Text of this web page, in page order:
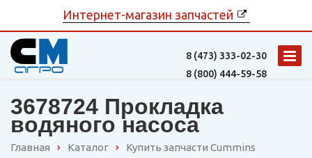
Интернет-магазин запчастей
8 (473) 333-02-30
8 (800) 444-59-58
3678724 Прокладка
водяного насоса
Главная Каталог
Купить запчасти Cummins